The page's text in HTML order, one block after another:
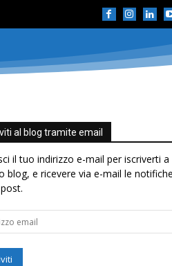
al blog tramite email
il tuo indirizzo e-mail per iscriverti a
blog, e ricevere via e-mail le